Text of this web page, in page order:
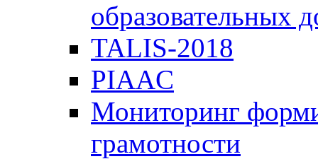
образовательных
TALIS-2018
PIAAC
Мониторинг
грамотности